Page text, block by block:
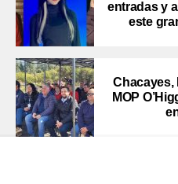
entradas y
este
Chacayes,
MOP